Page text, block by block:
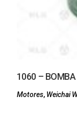
1060 –
Motores, Weichai